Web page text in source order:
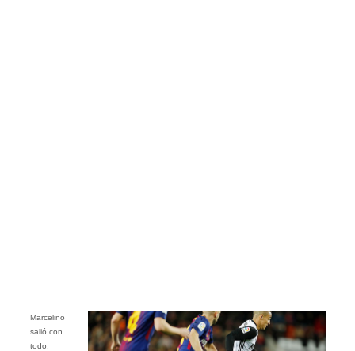
Marcelino
salió con
todo,